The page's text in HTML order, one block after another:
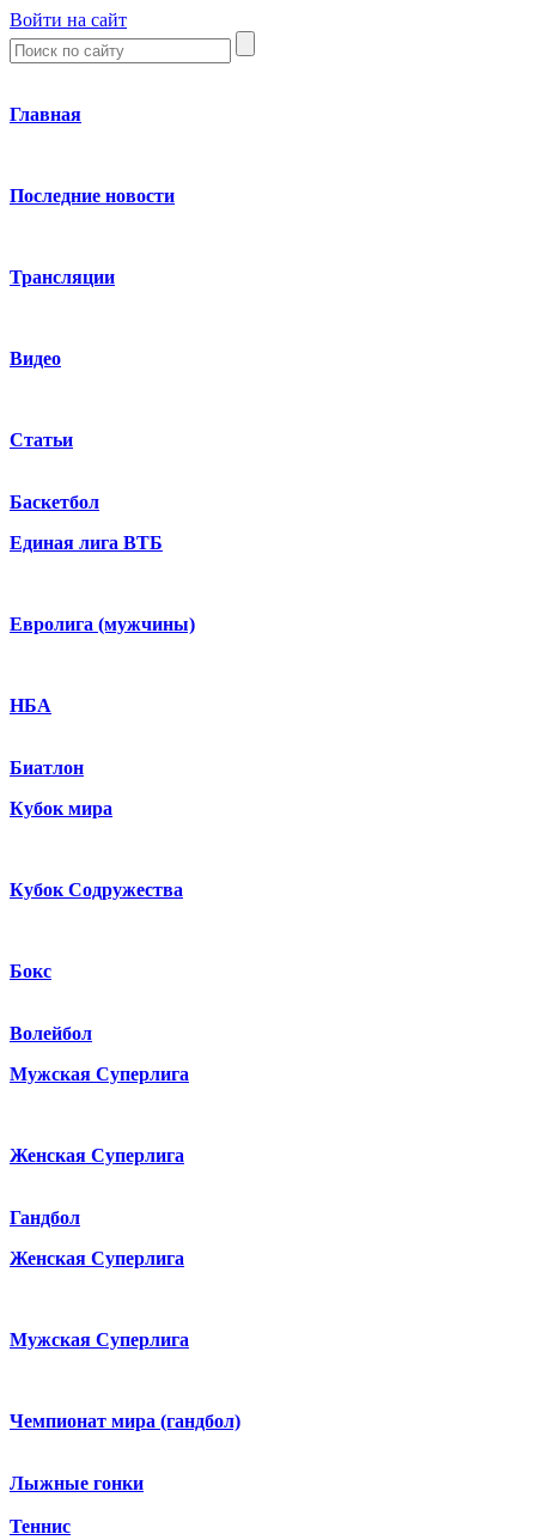
Войти на сайт
Главная
Последние новости
Трансляции
Видео
Статьи
Баскетбол
Единая лига ВТБ
Евролига (мужчины)
НБА
Биатлон
Кубок мира
Кубок Содружества
Бокс
Волейбол
Мужская Суперлига
Женская Суперлига
Гандбол
Женская Суперлига
Мужская Суперлига
Чемпионат мира (гандбол)
Лыжные гонки
Теннис